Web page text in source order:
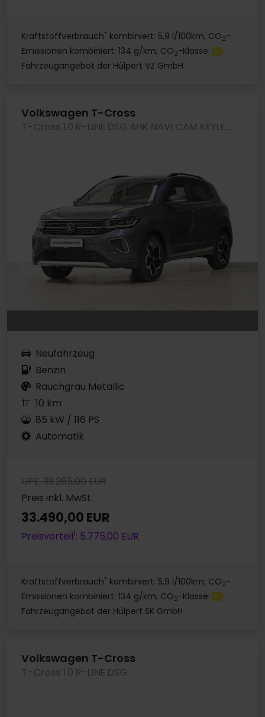
Kraftstoffverbrauch* kombiniert: 5,9 l/100km; CO2-
Emissionen kombiniert: 134 g/km; CO2-Klasse: D
Fahrzeugangebot der Hülpert VZ GmbH
Volkswagen T-Cross
T-Cross 1.0 R-LINE DSG AHK NAVI CAM KEYLESS
Neufahrzeug
Benzin
Rauchgrau Metallic
10 km
85 kW / 116 PS
Automatik
UPE: 39.265,00 EUR
Preis inkl. MwSt.
33.490,00 EUR
Preisvorteil1: 5.775,00 EUR
Kraftstoffverbrauch* kombiniert: 5,9 l/100km; CO2-
Emissionen kombiniert: 134 g/km; CO2-Klasse: D
Fahrzeugangebot der Hülpert SK GmbH
Volkswagen T-Cross
T-Cross 1.0 R-LINE DSG